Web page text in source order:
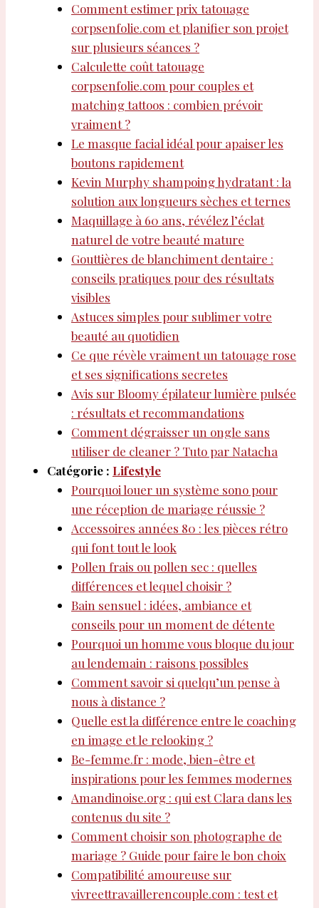
Comment estimer prix tatouage
corpsenfolie.com et planifier son projet
sur plusieurs séances ?
Calculette coût tatouage
corpsenfolie.com pour couples et
matching tattoos : combien prévoir
vraiment ?
Le masque facial idéal pour apaiser les
boutons rapidement
Kevin Murphy shampoing hydratant : la
solution aux longueurs sèches et ternes
Maquillage à 60 ans, révélez l’éclat
naturel de votre beauté mature
Gouttières de blanchiment dentaire :
conseils pratiques pour des résultats
visibles
Astuces simples pour sublimer votre
beauté au quotidien
Ce que révèle vraiment un tatouage rose
et ses significations secretes
Avis sur Bloomy épilateur lumière pulsée
: résultats et recommandations
Comment dégraisser un ongle sans
utiliser de cleaner ? Tuto par Natacha
Catégorie : Lifestyle
Pourquoi louer un système sono pour
une réception de mariage réussie ?
Accessoires années 80 : les pièces rétro
qui font tout le look
Pollen frais ou pollen sec : quelles
différences et lequel choisir ?
Bain sensuel : idées, ambiance et
conseils pour un moment de détente
Pourquoi un homme vous bloque du jour
au lendemain : raisons possibles
Comment savoir si quelqu’un pense à
nous à distance ?
Quelle est la différence entre le coaching
en image et le relooking ?
Be-femme.fr : mode, bien-être et
inspirations pour les femmes modernes
Amandinoise.org : qui est Clara dans les
contenus du site ?
Comment choisir son photographe de
mariage ? Guide pour faire le bon choix
Compatibilité amoureuse sur
vivreettravaillerencouple.com : test et